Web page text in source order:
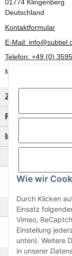
Wie wir
Durch Klicken
Einsatz
Vimeo,
Einstellung
unten). Weitere
in unserer
01774 Klingenberg
Deutschland
Kontaktformular
E-Mail:
Telefon: +49 (0)
Mo-Fr: 8:00 Uhr -
Zahlung/Versand
Rechtliches
Informationen